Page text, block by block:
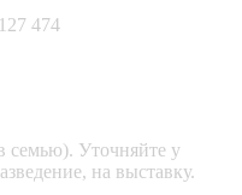
474
семью). Уточняйте у
на выставку.